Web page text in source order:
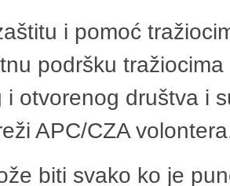
i pomoć
podršku
i otvorenog društva i
APC/CZA
biti svako ko je